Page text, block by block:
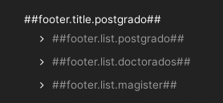
##footer.title.postgrado##
##footer.list.postgrado##
##footer.list.doctorados##
##footer.list.magister##